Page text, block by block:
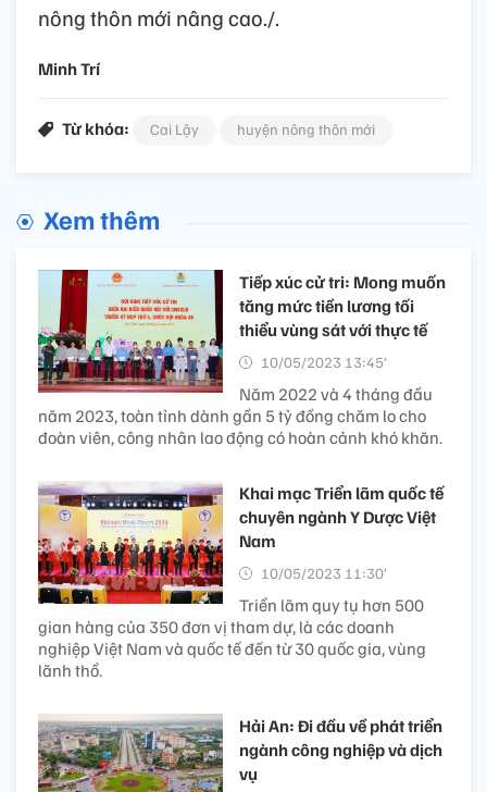
nông thôn mới nâng cao./.
Minh Trí
Từ khóa: Cai Lậy huyện nông thôn mới
Xem thêm
Tiếp xúc cử tri: Mong muốn
tăng mức tiền lương tối
thiểu vùng sát với thực tế
10/05/2023 13:45’
Năm 2022 và 4 tháng đầu
năm 2023, toàn tỉnh dành gần 5 tỷ đồng chăm lo cho
đoàn viên, công nhân lao động có hoàn cảnh khó khăn.
Khai mạc Triển lãm quốc tế
chuyên ngành Y Dược Việt
Nam
10/05/2023 11:30’
Triển lãm quy tụ hơn 500
gian hàng của 350 đơn vị tham dự, là các doanh
nghiệp Việt Nam và quốc tế đến từ 30 quốc gia, vùng
lãnh thổ.
Hải An: Đi đầu về phát triển
ngành công nghiệp và dịch
vụ